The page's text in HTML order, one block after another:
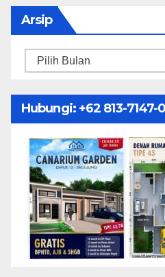
Arsip
Arsip
Hubungi: ‪+62 813-7147-